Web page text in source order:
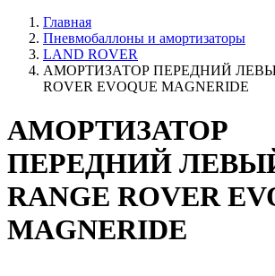
Главная
Пневмобаллоны и амортизаторы
LAND ROVER
АМОРТИЗАТОР ПЕРЕДНИЙ
ROVER EVOQUE MAGNERIDE
АМОРТИЗАТОР
ПЕРЕДНИЙ
RANGE ROVER
MAGNERIDE